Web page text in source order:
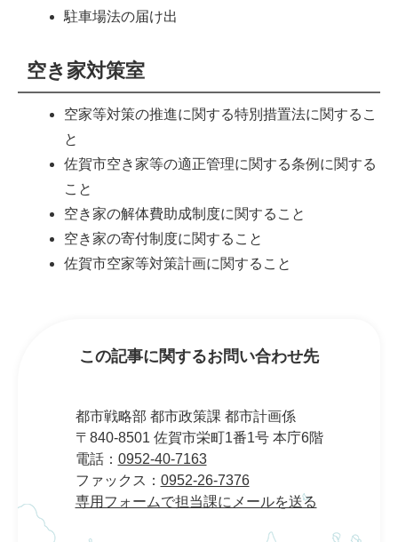
駐車場法の届け出
空き家対策室
空家等対策の推進に関する特別措置法に関するこ
と
佐賀市空き家等の適正管理に関する条例に関する
こと
空き家の解体費助成制度に関すること
空き家の寄付制度に関すること
佐賀市空家等対策計画に関すること
この記事に関するお問い合わせ先
都市戦略部 都市政策課 都市計画係
〒840-8501 佐賀市栄町1番1号 本庁6階
電話： 0952-40-7163
ファックス： 0952-26-7376
専用フォームで担当課にメールを送る